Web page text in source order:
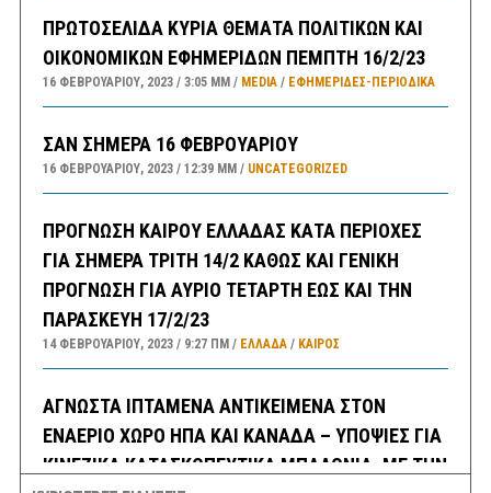
ΠΡΩΤΟΣΕΛΙΔΑ ΚΥΡΙΑ ΘΕΜΑΤΑ ΠΟΛΙΤΙΚΩΝ ΚΑΙ
ΟΙΚΟΝΟΜΙΚΩΝ ΕΦΗΜΕΡΙΔΩΝ ΠΕΜΠΤΗ 16/2/23
16 ΦΕΒΡΟΥΑΡΊΟΥ, 2023 3:05 ΜΜ MEDIA/ ΕΦΗΜΕΡΊΔΕΣ-ΠΕΡΙΟΔΙΚΆ
ΣΑΝ ΣΗΜΕΡΑ 16 ΦΕΒΡΟΥΑΡΙΟΥ
16 ΦΕΒΡΟΥΑΡΊΟΥ, 2023 12:39 ΜΜ UNCATEGORIZED
ΠΡΟΓΝΩΣΗ ΚΑΙΡΟΥ ΕΛΛΑΔΑΣ ΚΑΤΑ ΠΕΡΙΟΧΕΣ
ΓΙΑ ΣΗΜΕΡΑ ΤΡΙΤΗ 14/2 ΚΑΘΩΣ ΚΑΙ ΓΕΝΙΚΗ
ΠΡΟΓΝΩΣΗ ΓΙΑ ΑΥΡΙΟ ΤΕΤΑΡΤΗ ΕΩΣ ΚΑΙ ΤΗΝ
ΠΑΡΑΣΚΕΥΗ 17/2/23
14 ΦΕΒΡΟΥΑΡΊΟΥ, 2023 9:27 ΠΜ ΕΛΛΑΔA/ ΚΑΙΡΌΣ
ΑΓΝΩΣΤΑ ΙΠΤΑΜΕΝΑ ΑΝΤΙΚΕΙΜΕΝΑ ΣΤΟΝ
ΕΝΑΕΡΙΟ ΧΩΡΟ ΗΠΑ ΚΑΙ ΚΑΝΑΔΑ – ΥΠΟΨΙΕΣ ΓΙΑ
ΚΙΝΕΖΙΚΑ ΚΑΤΑΣΚΟΠΕΥΤΙΚΑ ΜΠΑΛΟΝΙΑ, ΜΕ ΤΗΝ